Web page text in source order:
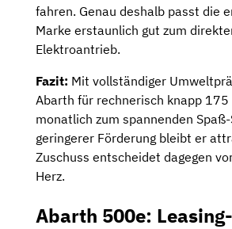
fahren. Genau deshalb passt die
Marke erstaunlich gut zum
Elektroantrieb.
Fazit: Mit vollständiger
Abarth für rechnerisch knapp
monatlich zum spannenden
geringerer Förderung bleibt er
Zuschuss entscheidet dagegen
Herz.
Abarth 500e: